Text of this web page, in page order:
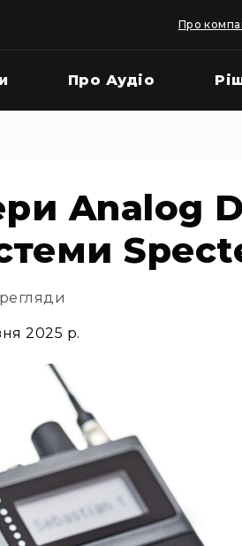
Про
Про Аудіо
Analog
2025 р.